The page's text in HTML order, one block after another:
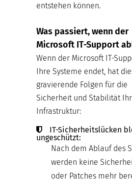
entstehen können.
Was passiert, wenn der
Microsoft IT-Support
Wenn der Microsoft IT-
Ihre Systeme endet, hat
gravierende Folgen für die
Sicherheit und Stabilität
Infrastruktur:
IT-Sicherheitslücken
ungeschützt:
Nach dem Ablauf des
werden keine
oder Patches mehr